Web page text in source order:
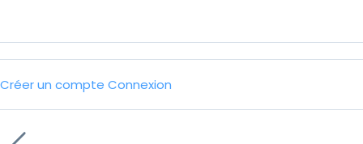
Créer un compte Connexion